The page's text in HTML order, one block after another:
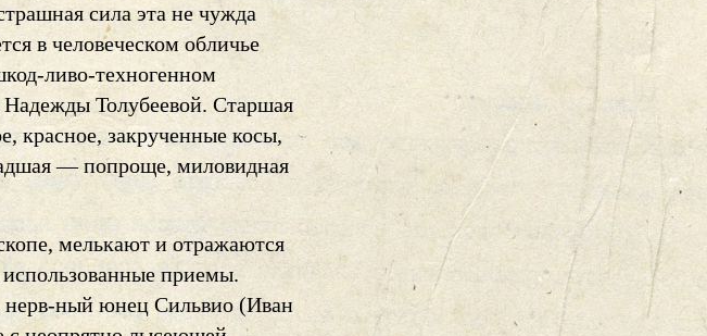
сила эта не чужда
в человеческом обличье
ливо-техногенном
Толубеевой. Старшая
красное, закрученные косы,
— попроще, миловидная
мелькают и отражаются
приемы.
нерв-ный юнец Сильвио (Иван